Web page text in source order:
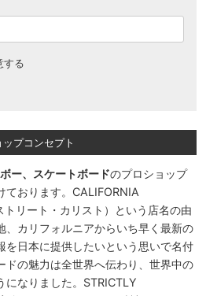
する
ップコンセプト
ー、スケートボードのプロショップ
ております。CALIFORNIA
リート・カリスト）という店名の由
、カリフォルニアからいち早く最新の
を日本に提供したいという思いで名付
ドの魅力は全世界へ伝わり、世界中の
になりました。STRICTLY